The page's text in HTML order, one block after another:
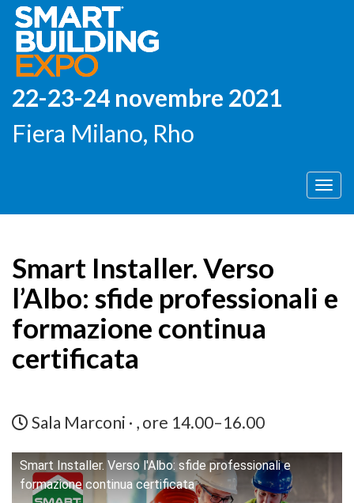
22-23-24 novembre 2021
Fiera Milano, Rho
Menù
Smart Installer. Verso
l’Albo: sfide professionali e
formazione continua
certificata
Sala Marconi · , ore 14.00–16.00
Smart Installer. Verso l'Albo: sfide professionali e
formazione continua certificata